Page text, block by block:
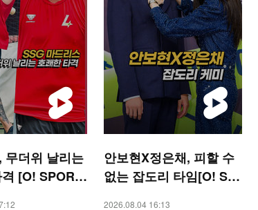
무더위 날리는
[O! SPORT
안보현X정은채, 피할 수
없는 잡도리 타임[O! ST
2026.08.04 16:13